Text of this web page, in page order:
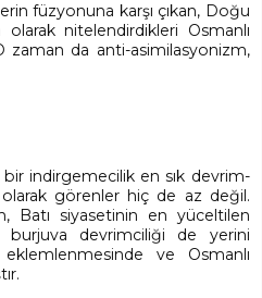
füzyonuna karşı çıkan, Doğu
nitelendirdikleri Osmanlı
zaman da anti-asimilasyonizm,
bir indirgemecilik en sık devrim-
olarak görenler hiç de az değil.
Batı siyasetinin en yüceltilen
burjuva devrimciliği de yerini
ve Osmanlı